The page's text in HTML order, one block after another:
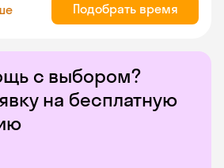
с выбором?
на бесплатную
Подобрать время